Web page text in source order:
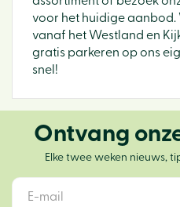
voor het huidige
vanaf het Westland en
gratis parkeren op ons
snel!
Ontvang
Elke twee weken nieuws,